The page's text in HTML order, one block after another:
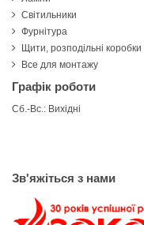
Світильники
Фурнітура
Щити, розподільні коробки
Все для монтажу
Графік роботи
Сб.-Вс.: Вихідні
Зв'яжіться з нами